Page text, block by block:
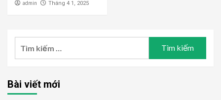
admin Tháng 4 1, 2025
Bài viết mới